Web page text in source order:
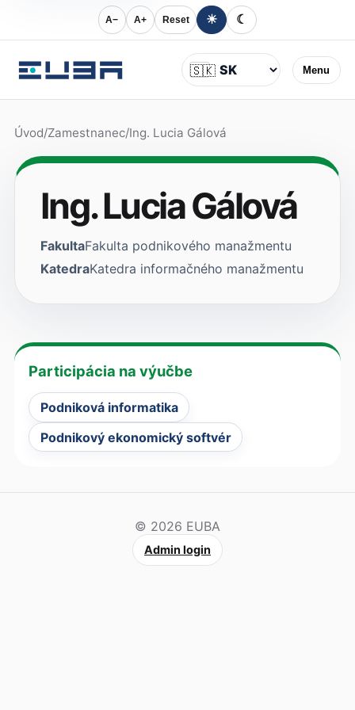
A− A+ Reset ☀ ☾
Menu
Jazyk
🇸🇰
Úvod/Zamestnanec/Ing. Lucia Gálová
Ing. Lucia Gálová
FakultaFakulta podnikového manažmentu
KatedraKatedra informačného manažmentu
Participácia na výučbe
Podniková informatika
Podnikový ekonomický softvér
© 2026 EUBA
Admin login